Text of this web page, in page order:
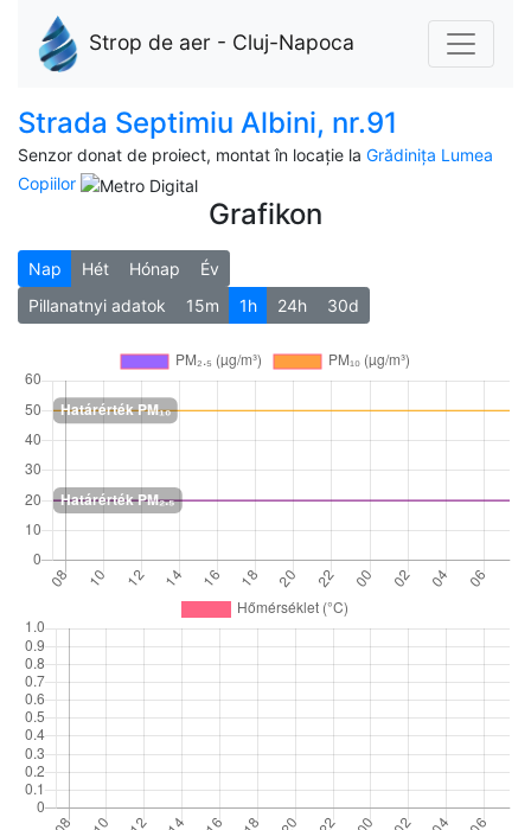
Strop de aer - Cluj-Napoca
Strada Septimiu Albini, nr.91
Senzor donat de proiect, montat în locație la Grădinița Lumea
Copiilor
Grafikon
Nap Hét Hónap
Év
Pillanatnyi adatok
15m 1h 24h 30d